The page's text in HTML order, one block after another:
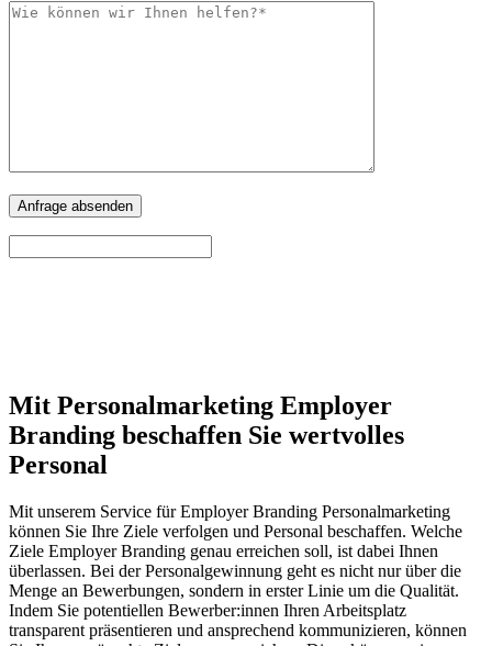
Mit Personalmarketing Employer
Branding beschaffen Sie wertvolles
Personal
Mit unserem Service für Employer Branding Personalmarketing
können Sie Ihre Ziele verfolgen und Personal beschaffen. Welche
Ziele Employer Branding genau erreichen soll, ist dabei Ihnen
überlassen. Bei der Personalgewinnung geht es nicht nur über die
Menge an Bewerbungen, sondern in erster Linie um die Qualität.
Indem Sie potentiellen Bewerber:innen Ihren Arbeitsplatz
transparent präsentieren und ansprechend kommunizieren, können